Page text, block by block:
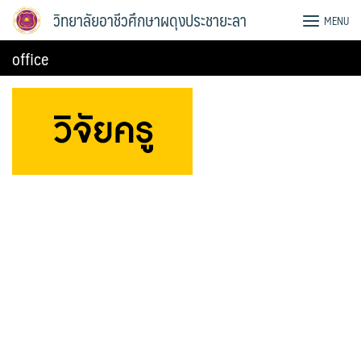
Skip
วิทยาลัยอาชีวศึกษาผดุงประชายะลา MENU
office